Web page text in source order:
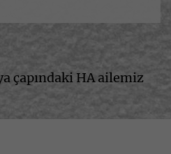
çapındaki HA ailemiz